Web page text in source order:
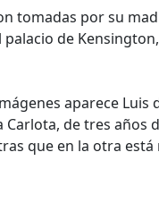
tomadas por su
palacio de
aparece
Carlota, de tres años
que en la otra